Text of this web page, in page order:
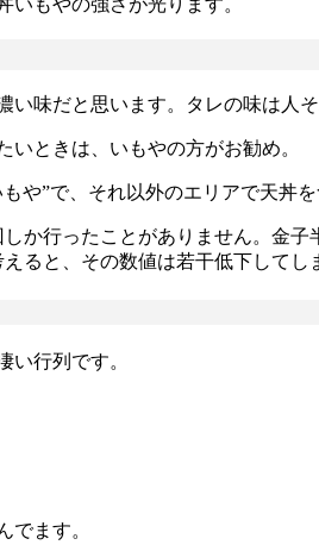
味だと思います。タレの味は人
ときは、いもやの方がお勧め。
や”で、それ以外のエリアで天丼
か行ったことがありません。金
ると、その数値は若干低下して
い行列です。
でます。